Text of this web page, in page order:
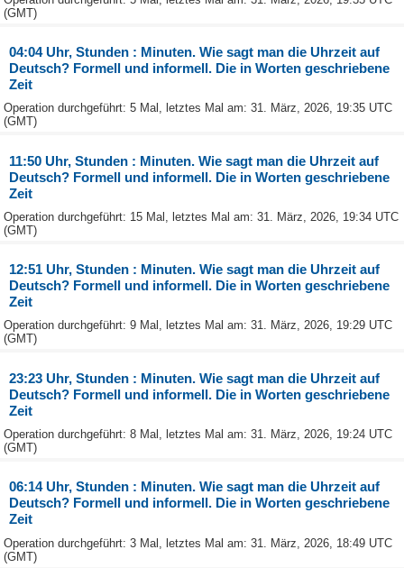
(GMT)
04:04 Uhr, Stunden : Minuten. Wie sagt man die Uhrzeit auf
Deutsch? Formell und informell. Die in Worten geschriebene
Zeit
Operation durchgeführt: 5 Mal, letztes Mal am: 31. März, 2026, 19:35 UTC
(GMT)
11:50 Uhr, Stunden : Minuten. Wie sagt man die Uhrzeit auf
Deutsch? Formell und informell. Die in Worten geschriebene
Zeit
Operation durchgeführt: 15 Mal, letztes Mal am: 31. März, 2026, 19:34 UTC
(GMT)
12:51 Uhr, Stunden : Minuten. Wie sagt man die Uhrzeit auf
Deutsch? Formell und informell. Die in Worten geschriebene
Zeit
Operation durchgeführt: 9 Mal, letztes Mal am: 31. März, 2026, 19:29 UTC
(GMT)
23:23 Uhr, Stunden : Minuten. Wie sagt man die Uhrzeit auf
Deutsch? Formell und informell. Die in Worten geschriebene
Zeit
Operation durchgeführt: 8 Mal, letztes Mal am: 31. März, 2026, 19:24 UTC
(GMT)
06:14 Uhr, Stunden : Minuten. Wie sagt man die Uhrzeit auf
Deutsch? Formell und informell. Die in Worten geschriebene
Zeit
Operation durchgeführt: 3 Mal, letztes Mal am: 31. März, 2026, 18:49 UTC
(GMT)